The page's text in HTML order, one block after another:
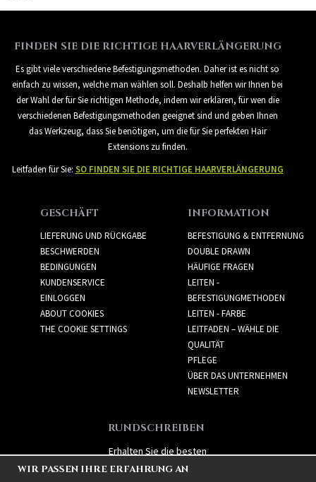
FINDEN SIE DIE RICHTIGE HAARVERLÄNGERUNG
Es gibt viele verschiedene Befestigungsmethoden. Daher ist es nicht so
einfach zu wissen, welche man wählen soll. Deshalb helfen wir Ihnen bei
der Wahl der für Sie richtigen Methode, indem wir erklären, für wen die
verschiedenen Befestigungsmethoden geeignet sind und geben Ihnen
das Werkzeug, dass Sie benötigen, um die für Sie perfekten Hair
Extensions zu finden.
Leitfaden für Sie: SO FINDEN SIE DIE RICHTIGE HAARVERLÄNGERUNG
GESCHÄFT
LIEFERUNG UND RÜCKGABE
BESCHWERDEN
BEDINGUNGEN
KUNDENSERVICE
EINLOGGEN
ABOUT COOKIES
THE COOKIE SETTINGS
INFORMATION
BEFESTIGUNG & ENTFERNUNG
DOUBLE DRAWN
HÄUFIGE FRAGEN
LEITEN -
BEFESTIGUNGMETHODEN
LEITEN - FARBE
LEITFADEN – WÄHLE DIE
QUALITÄT
PFLEGE
ÜBER DAS UNTERNEHMEN
NEWSLETTER
RUNDSCHREIBEN
Erhalten Sie die besten
Angebote und spannende
WIR PASSEN IHRE ERFAHRUNG AN